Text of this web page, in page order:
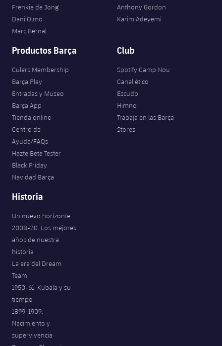
Frenkie de Jong
Dani Olmo
Marc Bernal
Anthony Gordon
Karim Adeyemi
Productos Barça
Culers Membership
Barça Play
Entradas y Museo
Barça App
Tienda online
Centro de
Ayuda/FAQs
Hazte Beta Tester
Black Friday
Navidad Barça
Club
Spotify Camp Nou
Canal ético
Escudo
Himno
Trabaja en las Barça
Stores
Historia
Un nuevo horizonte
2008-20. Los mejores
años de nuestra
historia
La era del Dream
Team
1950-61. Kubala y su
tiempo
1899-1909.
Nacimiento y
supervivencia